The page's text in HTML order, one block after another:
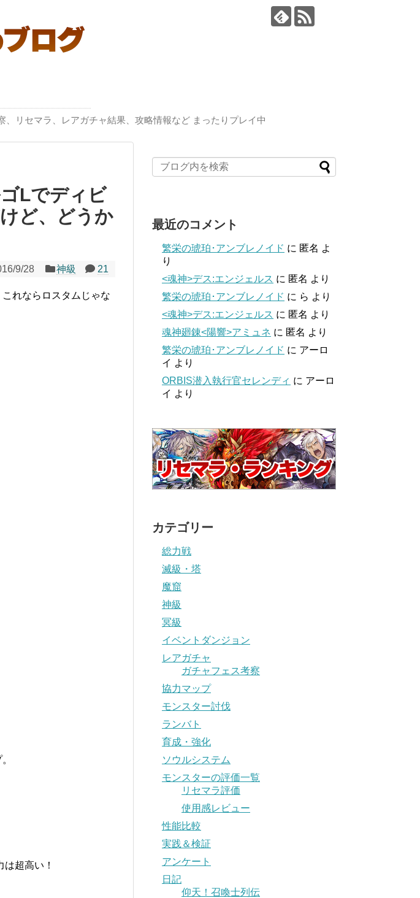
リセマラ、レアガチャ結果、攻略情報など まったりプレイ中
Lでディビ
ど、どうか
9/28 神級 21
れならロスタムじゃな
超高い！
最近のコメント
繁栄の琥珀･アンブレノイド に 匿名 よ
り
<魂神>デス:エンジェルス に 匿名 より
繁栄の琥珀･アンブレノイド に ら より
<魂神>デス:エンジェルス に 匿名 より
魂神廻錬<陽響>アミュネ に 匿名 より
繁栄の琥珀･アンブレノイド に アーロ
イ より
ORBIS潜入執行官セレンディ に アーロ
イ より
カテゴリー
総力戦
滅級・塔
魔窟
神級
冥級
イベントダンジョン
レアガチャ
ガチャフェス考察
協力マップ
モンスター討伐
ランバト
育成・強化
ソウルシステム
モンスターの評価一覧
リセマラ評価
使用感レビュー
性能比較
実践＆検証
アンケート
日記
仰天！召喚士列伝